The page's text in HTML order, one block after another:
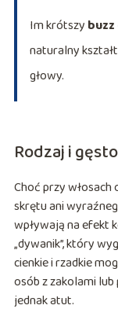
Im krótszy
naturalny
głowy.
Rodzaj i
Choć przy
skrętu ani
wpływają na efekt
„dywanik”, który
cienkie i rzadkie
osób z zakolami
jednak atut.